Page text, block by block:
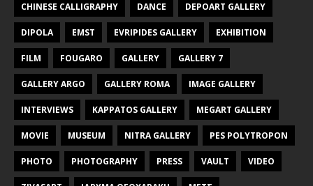
CHINESE CALLIGRAPHY DANCE DEPOART GALLERY
DIPOLA EMST EVRIPIDES GALLERY EXHIBITION
FILM FOUGARO GALLERY GALLERY 7
GALLERY ARGO GALLERY ROMA IMAGE GALLERY
INTERVIEWS KAPPATOS GALLERY MEGART GALLERY
MOVIE MUSEUM NITRA GALLERY PES POLYTROPON
PHOTO PHOTOGRAPHY PRESS VAULT VIDEO